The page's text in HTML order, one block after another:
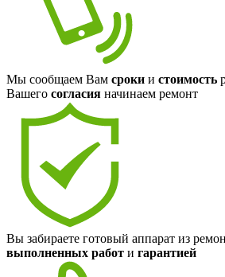
Мы сообщаем Вам сроки и стоимость
Вашего согласия начинаем ремонт
Вы забираете готовый аппарат из
выполненных работ и гарантией